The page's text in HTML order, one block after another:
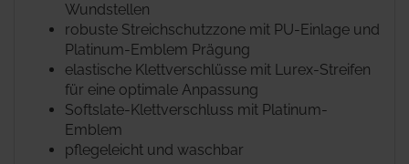
Wundstellen
robuste Streichschutzzone mit PU-Einlage und
Platinum-Emblem Prägung
elastische Klettverschlüsse mit Lurex-Streifen
für eine optimale Anpassung
Softslate-Klettverschluss mit Platinum-
Emblem
pflegeleicht und waschbar